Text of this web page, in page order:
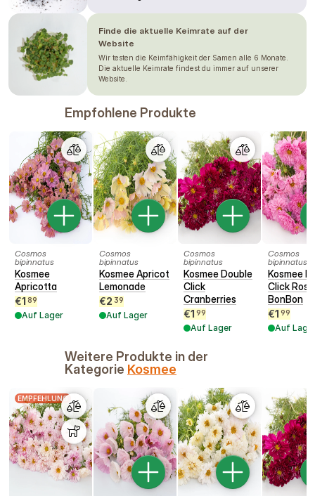
Finde die aktuelle Keimrate auf der
Website
Wir testen die Keimfähigkeit der Samen alle 6 Monate.
Die aktuelle Keimrate findest du immer auf unserer
Website.
Empfohlene Produkte
Cosmos
bipinnatus
Kosmee
Apricotta
€1 89
Auf Lager
Cosmos
bipinnatus
Kosmee Apricot
Lemonade
€2 39
Auf Lager
Cosmos
bipinnatus
Kosmee Double
Click
Cranberries
€1 99
Auf Lager
Cosmos
bipinnatus
Kosmee
Click Rose
BonBon
€1 99
Auf
Weitere Produkte in der
Kategorie Kosmee
EMPFEHLUNG